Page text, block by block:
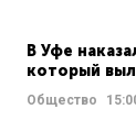
В Уфе
который
Общество